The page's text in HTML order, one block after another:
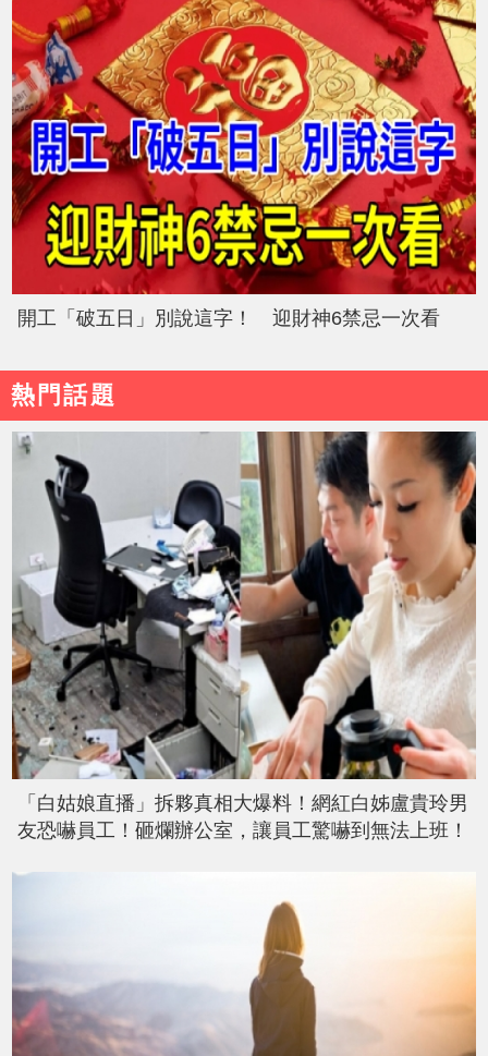
開工「破五日」別說這字！ 迎財神6禁忌一次看
熱門話題
「白姑娘直播」拆夥真相大爆料！網紅白姊盧貴玲男
友恐嚇員工！砸爛辦公室，讓員工驚嚇到無法上班！